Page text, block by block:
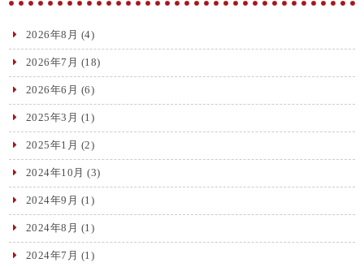
2026年8月 (4)
2026年7月 (18)
2026年6月 (6)
2025年3月 (1)
2025年1月 (2)
2024年10月 (3)
2024年9月 (1)
2024年8月 (1)
2024年7月 (1)